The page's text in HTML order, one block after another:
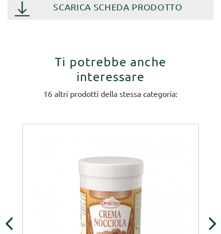
SCARICA SCHEDA PRODOTTO
Ti potrebbe anche
interessare
16 altri prodotti della stessa categoria: